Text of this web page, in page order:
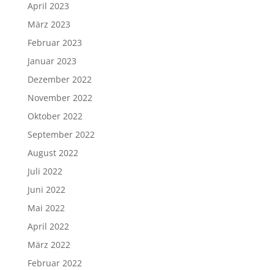
April 2023
März 2023
Februar 2023
Januar 2023
Dezember 2022
November 2022
Oktober 2022
September 2022
August 2022
Juli 2022
Juni 2022
Mai 2022
April 2022
März 2022
Februar 2022